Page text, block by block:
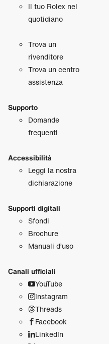
Il tuo Rolex nel
quotidiano
Trova un
rivenditore
Trova un centro
assistenza
Supporto
Domande
frequenti
Accessibilità
Leggi la nostra
dichiarazione
Supporti digitali
Sfondi
Brochure
Manuali d’uso
Canali ufficiali
YouTube
Instagram
Threads
Facebook
LinkedIn